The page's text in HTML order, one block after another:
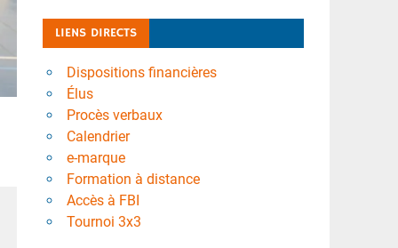
LIENS DIRECTS
Dispositions financières
Élus
Procès verbaux
Calendrier
e-marque
Formation à distance
Accès à FBI
Tournoi 3x3